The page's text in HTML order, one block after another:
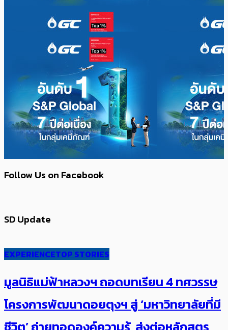
Follow Us on Facebook
SD Update
EXPERIENCETOP STORIES
มูลนิธิแม่ฟ้าหลวงฯ ถอดบทเรียน 4 ทศวรรษ
โครงการพัฒนาดอยตุงฯ สู่ ‘มหาวิทยาลัยที่มี